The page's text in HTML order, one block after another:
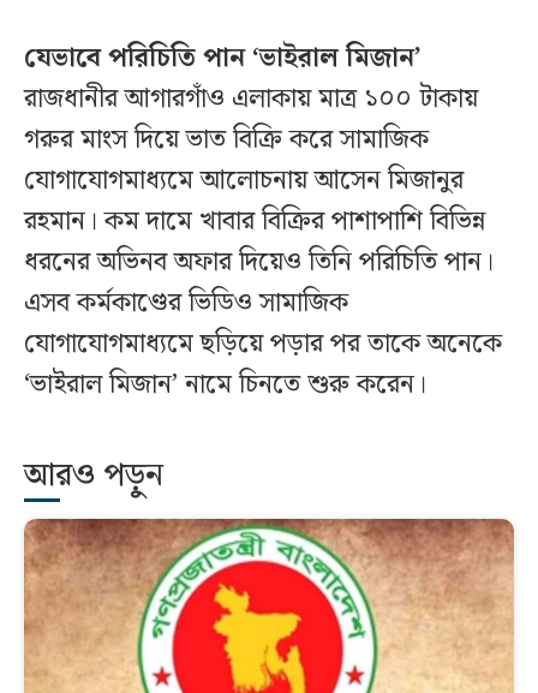
যেভাবে পরিচিতি পান ‘ভাইরাল মিজান’
রাজধানীর আগারগাঁও এলাকায় মাত্র ১০০ টাকায়
গরুর মাংস দিয়ে ভাত বিক্রি করে সামাজিক
যোগাযোগমাধ্যমে আলোচনায় আসেন মিজানুর
রহমান। কম দামে খাবার বিক্রির পাশাপাশি বিভিন্ন
ধরনের অভিনব অফার দিয়েও তিনি পরিচিতি পান।
এসব কর্মকাণ্ডের ভিডিও সামাজিক
যোগাযোগমাধ্যমে ছড়িয়ে পড়ার পর তাকে অনেকে
‘ভাইরাল মিজান’ নামে চিনতে শুরু করেন।
আরও পড়ুন